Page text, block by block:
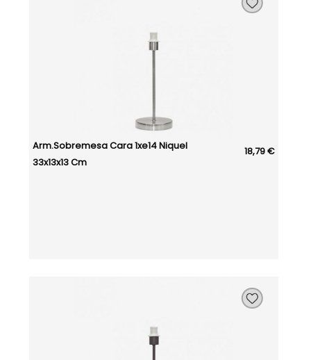
Arm.sobremesa Cara 1xe14 Niquel
33x13x13 Cm
18,79 €